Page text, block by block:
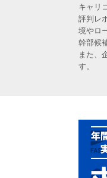
キャリ
評判レ
境やロ
幹部候
また、
す。